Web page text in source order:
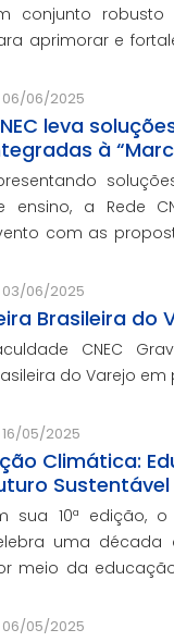
conjunto
aprimorar e
para os
da
06/06/2025
leva
à
ensino, a Rede
com as
serviços de
prefeituras
03/06/2025
Brasileira do
CNEC
do Varejo em
16/05/2025
Climática:
Sustentável
sua 10ª edição, o
uma década
meio da
e na
06/05/2025